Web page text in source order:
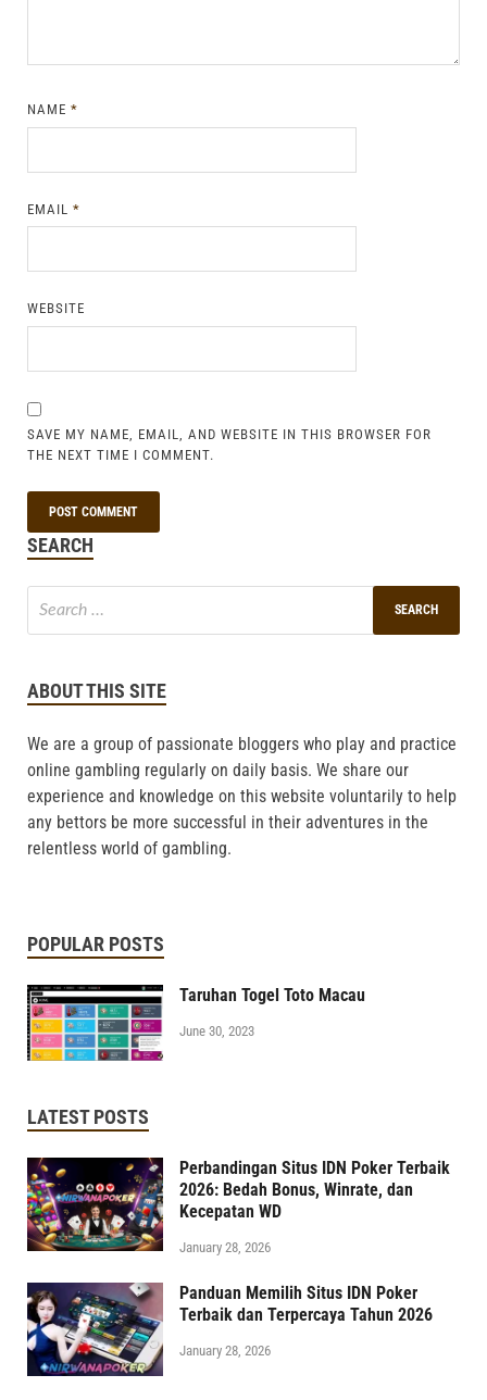
NAME*
EMAIL*
WEBSITE
SAVE MY NAME, EMAIL, AND WEBSITE IN THIS BROWSER FOR
THE NEXT TIME I COMMENT.
SEARCH
ABOUT THIS SITE
We are a group of passionate bloggers who play and practice
online gambling regularly on daily basis. We share our
experience and knowledge on this website voluntarily to help
any bettors be more successful in their adventures in the
relentless world of gambling.
POPULAR POSTS
Taruhan Togel Toto Macau
June 30, 2023
LATEST POSTS
Perbandingan Situs IDN Poker Terbaik
2026: Bedah Bonus, Winrate, dan
Kecepatan WD
January 28, 2026
Panduan Memilih Situs IDN Poker
Terbaik dan Terpercaya Tahun 2026
January 28, 2026